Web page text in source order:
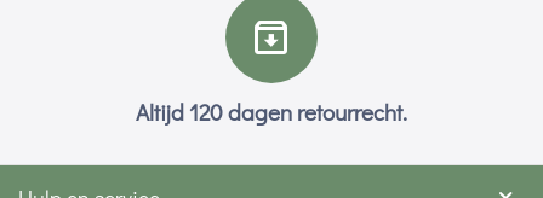
Altijd 120 dagen retourrecht.